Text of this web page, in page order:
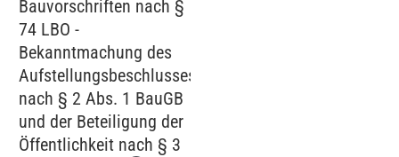
Bauvorschriften nach §
74 LBO -
Bekanntmachung des
Aufstellungsbeschlusses
nach § 2 Abs. 1 BauGB
und der Beteiligung der
Öffentlichkeit nach § 3